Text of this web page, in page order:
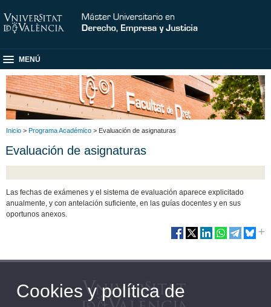
MENÚ
Inicio > Programa Académico > Evaluación de asignaturas
Evaluación de asignaturas
Las fechas de exámenes y el sistema de evaluación aparece explicitado
anualmente, y con antelación suficiente, en las guías docentes y en sus
oportunos anexos.
Cookies y política de